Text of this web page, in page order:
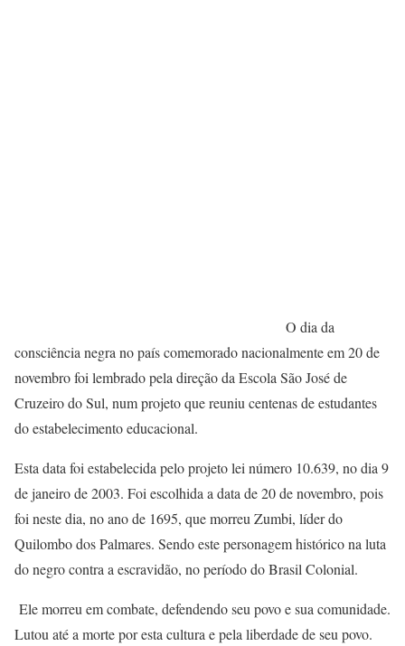
O dia da
consciência negra no país comemorado nacionalmente em 20 de
novembro foi lembrado pela direção da Escola São José de
Cruzeiro do Sul, num projeto que reuniu centenas de estudantes
do estabelecimento educacional.
Esta data foi estabelecida pelo projeto lei número 10.639, no dia 9
de janeiro de 2003. Foi escolhida a data de 20 de novembro, pois
foi neste dia, no ano de 1695, que morreu Zumbi, líder do
Quilombo dos Palmares. Sendo este personagem histórico na luta
do negro contra a escravidão, no período do Brasil Colonial.
Ele morreu em combate, defendendo seu povo e sua comunidade.
Lutou até a morte por esta cultura e pela liberdade de seu povo.